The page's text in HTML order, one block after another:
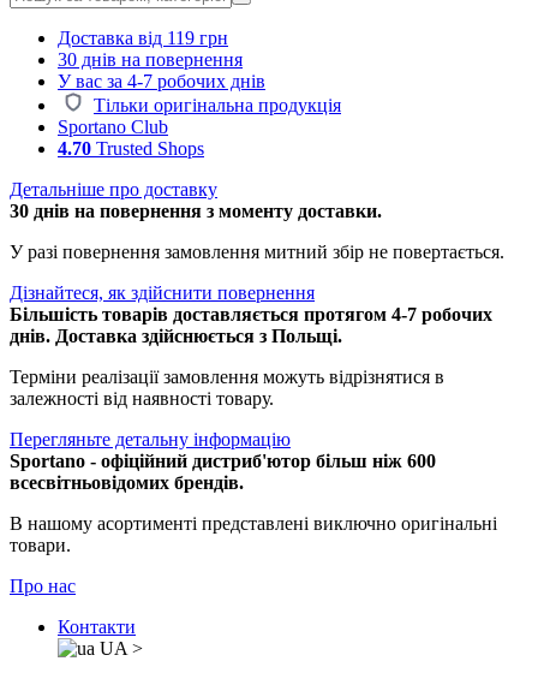
Доставка від 119 грн
30 днів на повернення
У вас за 4-7 робочих днів
Тільки оригінальна продукція
Sportano Club
4.70 Trusted Shops
Детальніше про доставку
30 днів на повернення з моменту доставки.
У разі повернення замовлення митний збір не повертається.
Дізнайтеся, як здійснити повернення
Більшість товарів доставляється протягом 4-7 робочих
днів. Доставка здійснюється з Польщі.
Терміни реалізації замовлення можуть відрізнятися в
залежності від наявності товару.
Перегляньте детальну інформацію
Sportano - офіційний дистриб'ютор більш ніж 600
всесвітньовідомих брендів.
В нашому асортименті представлені виключно оригінальні
товари.
Про нас
Контакти
UA >